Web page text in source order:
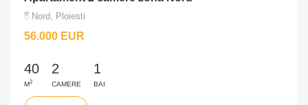
Nord, Ploiesti
56.000 EUR
40
M2
2
CAMERE
1
BAI